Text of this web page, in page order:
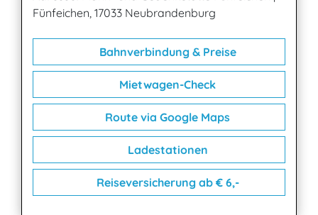
Fünfeichen, 17033 Neubrandenburg
Bahnverbindung & Preise
Mietwagen-Check
Route via Google Maps
Ladestationen
Reiseversicherung ab € 6,-